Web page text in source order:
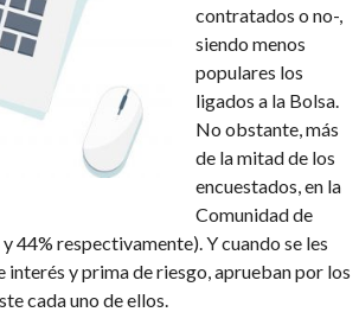
contratados o no-,
siendo menos
populares los
ligados a la Bolsa.
No obstante, más
de la mitad de los
encuestados, en la
Comunidad de
44% respectivamente). Y cuando se les
interés y prima de riesgo, aprueban por los
cada uno de ellos.